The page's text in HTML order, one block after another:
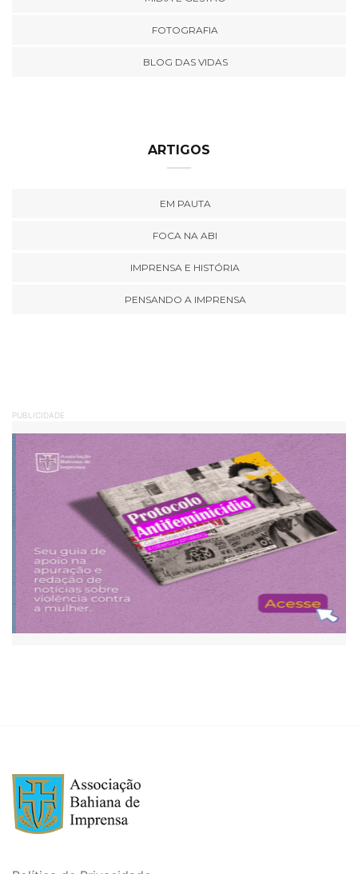
FOTOGRAFIA
BLOG DAS VIDAS
ARTIGOS
EM PAUTA
FOCA NA ABI
IMPRENSA E HISTÓRIA
PENSANDO A IMPRENSA
PUBLICIDADE